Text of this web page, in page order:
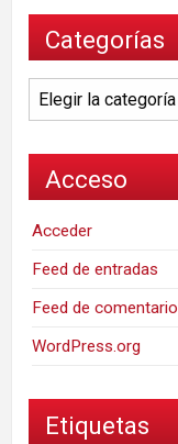
Categorías
Categorías
Acceso
Acceder
Feed de entradas
Feed de
WordPress.org
Etiquetas